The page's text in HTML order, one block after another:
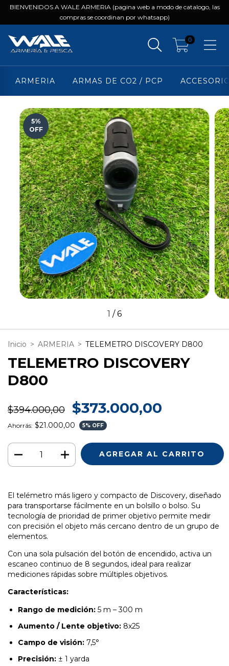
BIENVENIDOS A WALE ARMERIA (pagina web a modo de catalogo, las
compras se coordinan por whatsapp)
0
ARMERIA ARMAS DE CO2 / PCP
5%
OFF
1 /6
Inicio > ARMERIA > TELEMETRO DISCOVERY D800
TELEMETRO DISCOVERY
D800
$394.000,00 $373.000,00
Ahorrás: $21.000,00 5% OFF
El telémetro más ligero y compacto de Discovery, diseñado
para transportarse fácilmente en un bolsillo o bolso. Su
tecnología de prioridad de primer objetivo permite medir
con precisión el objeto más cercano dentro de un grupo de
elementos.
Con una sola pulsación del botón de encendido, activa un
escaneo continuo de 8 segundos, ideal para realizar
mediciones rápidas sobre múltiples objetivos.
Características:
Rango de medición: 5 m – 300 m
Aumento / Lente objetivo: 8x25
Campo de visión: 7,5°
Precisión: ± 1 yarda